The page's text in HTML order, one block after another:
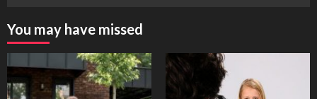
You may have missed